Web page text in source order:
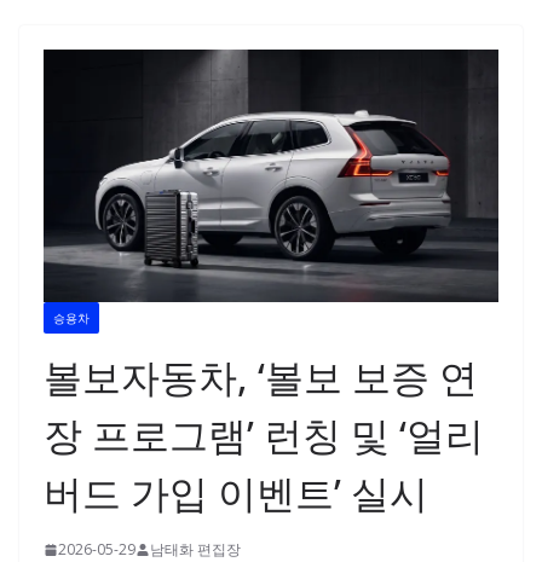
승용차
볼보자동차, ‘볼보 보증 연
장 프로그램’ 런칭 및 ‘얼리
버드 가입 이벤트’ 실시
2026-05-29 남태화 편집장